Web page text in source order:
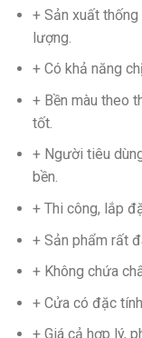
+ Sản xuất
lượng.
+ Có khả năng
+ Bền màu theo
tốt.
+ Người tiêu
bền.
+ Thi công, lắp
+ Sản phẩm rất
+ Không chứa
+ Cửa có đặc
+ Giá cả hợp lý,